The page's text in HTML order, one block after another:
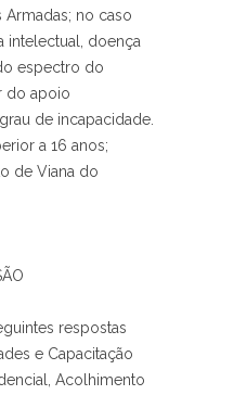
Armadas; no caso
intelectual, doença
espectro do
do apoio
de incapacidade.
a 16 anos;
de Viana do
respostas
e Capacitação
Acolhimento